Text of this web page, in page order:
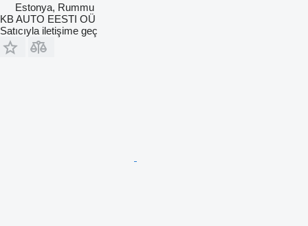
Estonya, Rummu
KB AUTO EESTI OÜ
Satıcıyla iletişime geç